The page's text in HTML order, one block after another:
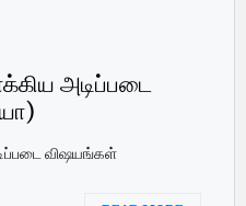
அடிப்படை
விஷயங்கள்